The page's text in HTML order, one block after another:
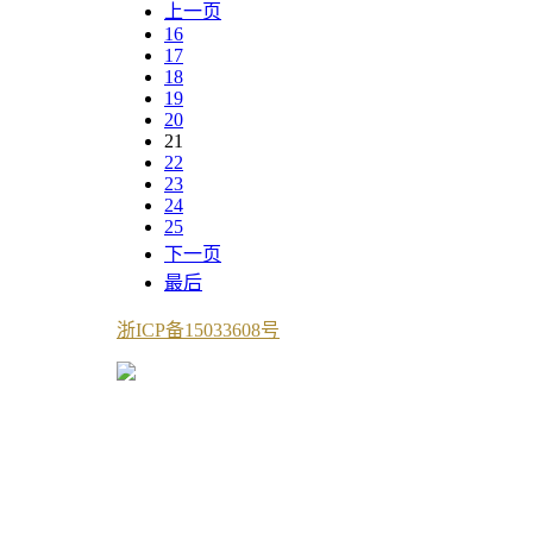
上一页
16
17
18
19
20
21
22
23
24
25
下一页
最后
浙ICP备15033608号